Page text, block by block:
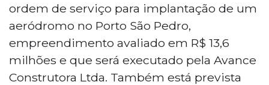
ordem de serviço para implantação de um
aeródromo no Porto São Pedro,
empreendimento avaliado em R$ 13,6
milhões e que será executado pela Avance
Construtora Ltda. Também está prevista